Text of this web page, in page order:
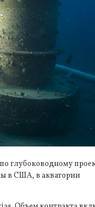
глубоководному
в США, в акватории